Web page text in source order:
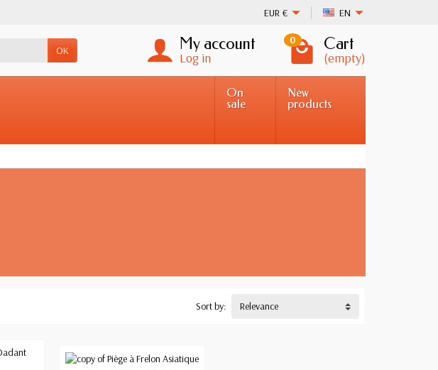
EUR € EN
OK My account
Log in
0 Cart
(empty)
On
sale
New
products
Sort by: Relevance